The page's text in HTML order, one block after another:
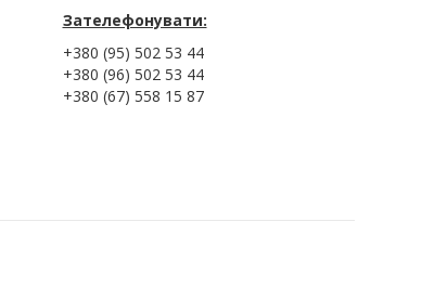
Зателефонувати:
+380 (95) 502 53 44
+380 (96) 502 53 44
+380 (67) 558 15 87